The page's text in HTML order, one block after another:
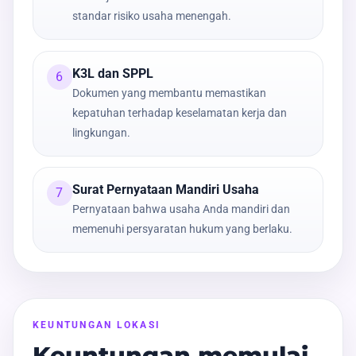
standar risiko usaha menengah.
6 K3L dan SPPL
Dokumen yang membantu memastikan
kepatuhan terhadap keselamatan kerja dan
lingkungan.
7 Surat Pernyataan Mandiri Usaha
Pernyataan bahwa usaha Anda mandiri dan
memenuhi persyaratan hukum yang berlaku.
KEUNTUNGAN LOKASI